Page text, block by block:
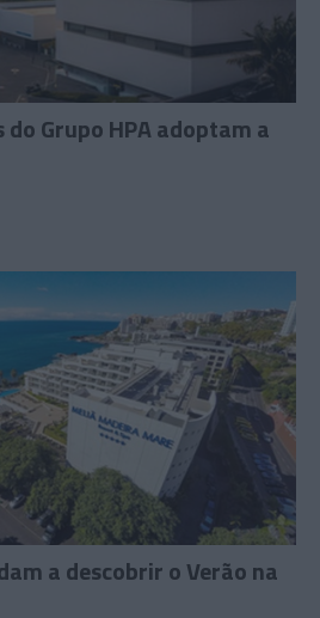
Grupo HPA adoptam a
a descobrir o Verão na